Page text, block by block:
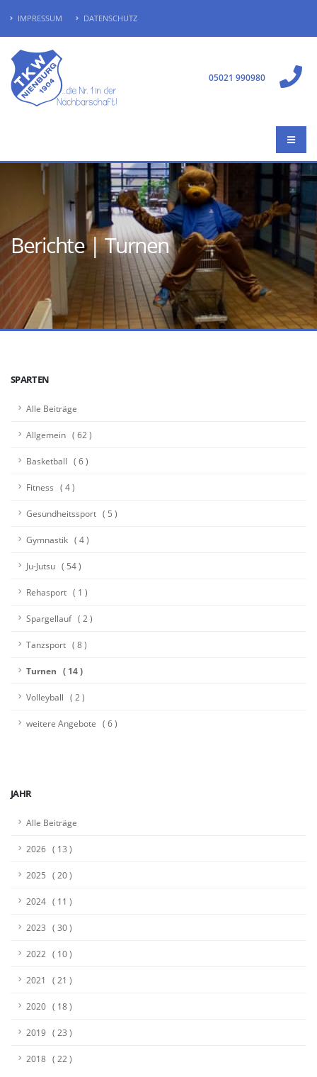
IMPRESSUM DATENSCHUTZ
05021 990980
Berichte | Turnen
SPARTEN
Alle Beiträge
Allgemein ( 62 )
Basketball ( 6 )
Fitness ( 4 )
Gesundheitssport ( 5 )
Gymnastik ( 4 )
Ju-Jutsu ( 54 )
Rehasport ( 1 )
Spargellauf ( 2 )
Tanzsport ( 8 )
Turnen ( 14 )
Volleyball ( 2 )
weitere Angebote ( 6 )
JAHR
Alle Beiträge
2026 ( 13 )
2025 ( 20 )
2024 ( 11 )
2023 ( 30 )
2022 ( 10 )
2021 ( 21 )
2020 ( 18 )
2019 ( 23 )
2018 ( 22 )